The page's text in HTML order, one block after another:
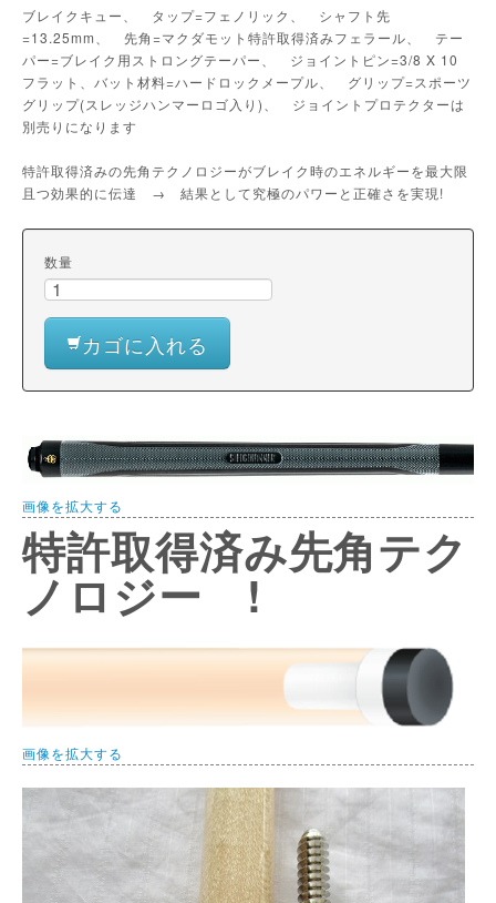
ブレイクキュー、 タップ=フェノリック、 シャフト先
=13.25mm、 先角=マクダモット特許取得済みフェラール、 テー
パー=ブレイク用ストロングテーパー、 ジョイントピン=3/8 X 10
フラット、バット材料=ハードロックメープル、 グリップ=スポーツ
グリップ(スレッジハンマーロゴ入り)、 ジョイントプロテクターは
別売りになります
特許取得済みの先角テクノロジーがブレイク時のエネルギーを最大限
且つ効果的に伝達 → 結果として究極のパワーと正確さを実現!
数量
カゴに入れる
画像を拡大する
特許取得済み先角テク
ノロジー !
画像を拡大する